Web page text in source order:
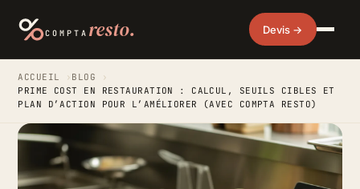
COMPTA resto. Devis →
ACCUEIL › BLOG
›
PRIME COST EN RESTAURATION : CALCUL, SEUILS CIBLES ET
PLAN D’ACTION POUR L’AMÉLIORER (AVEC COMPTA RESTO)